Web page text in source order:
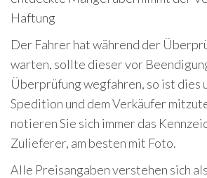
Haftung
Der Fahrer hat während der
warten, sollte dieser vor
Überprüfung wegfahren, so ist dies
Spedition und dem Verkäufer
notieren Sie sich immer das
Zulieferer, am besten mit Foto.
Alle Preisangaben verstehen sich